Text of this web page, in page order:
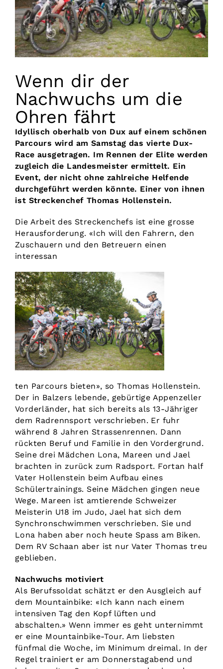
Vorstand
Kontakt
Wenn dir der
Nachwuchs um die
Ohren fährt
Idyllisch oberhalb von Dux auf einem schönen
Parcours wird am Samstag das vierte Dux-
Race ausgetragen. Im Rennen der Elite werden
zugleich die Landesmeister ermittelt. Ein
Event, der nicht ohne zahlreiche Helfende
durchgeführt werden könnte. Einer von ihnen
ist Streckenchef Thomas Hollenstein.
Die Arbeit des Streckenchefs ist eine grosse
Herausforderung. «Ich will den Fahrern, den
Zuschauern und den Betreuern einen
interessan
ten Parcours bieten», so Thomas Hollenstein.
Der in Balzers lebende, gebürtige Appenzeller
Vorderländer, hat sich bereits als 13-Jähriger
dem Radrennsport verschrieben. Er fuhr
während 8 Jahren Strassenrennen. Dann
rückten Beruf und Familie in den Vordergrund.
Seine drei Mädchen Lona, Mareen und Jael
brachten in zurück zum Radsport. Fortan half
Vater Hollenstein beim Aufbau eines
Schülertrainings. Seine Mädchen gingen neue
Wege. Mareen ist amtierende Schweizer
Meisterin U18 im Judo, Jael hat sich dem
Synchronschwimmen verschrieben. Sie und
Lona haben aber noch heute Spass am Biken.
Dem RV Schaan aber ist nur Vater Thomas treu
geblieben.
Nachwuchs motiviert
Als Berufssoldat schätzt er den Ausgleich auf
dem Mountainbike: «Ich kann nach einem
intensiven Tag den Kopf lüften und
abschalten.» Wenn immer es geht unternimmt
er eine Mountainbike-Tour. Am liebsten
fünfmal die Woche, im Minimum dreimal. In der
Regel trainiert er am Donnerstagabend und